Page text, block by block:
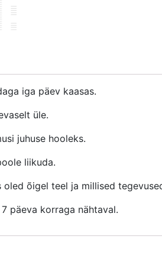
iga päev kaasas.
üle.
juhuse hooleks.
liikuda.
õigel teel ja millised
päeva korraga nähtaval.